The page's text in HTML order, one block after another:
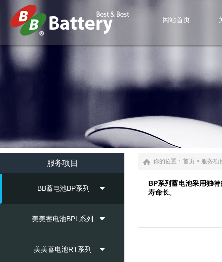
网站首页
服务项目
BB蓄电池BP系列
美美蓄电池BPL系列
美美蓄电池RT系列
你的位置： 首页 > 服务项
BP系列蓄电池采用独
寿命长。